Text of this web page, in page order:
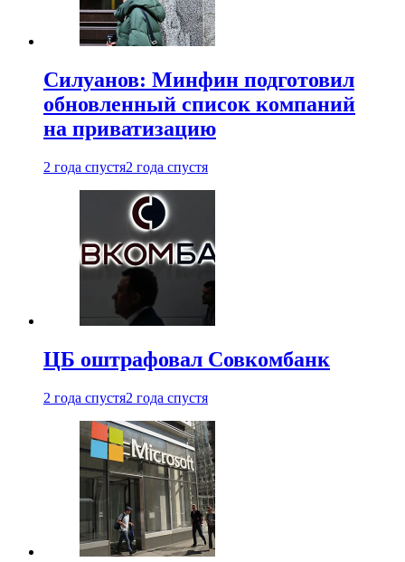
Силуанов: Минфин подготовил
обновленный список компаний
на приватизацию
2 года спустя2 года спустя
ЦБ оштрафовал Совкомбанк
2 года спустя2 года спустя